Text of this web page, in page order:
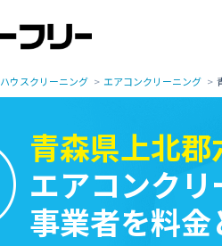
ハウスクリーニング エアコンクリーニング
青森県上北郡
エアコンク
事業者を料